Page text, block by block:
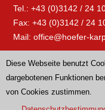
Tel.: +43 (0)3142 / 24
Fax: +43 (0)3142 / 24
Mail:office@hoefer-
Diese Webseite benutzt
dargebotenen Funktionen
von Cookies zustimmen.